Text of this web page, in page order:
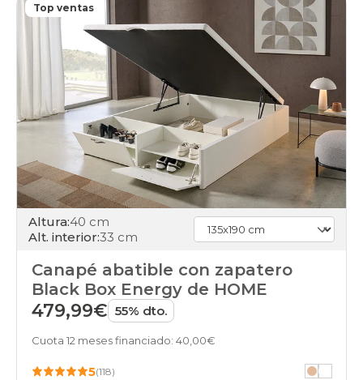
black-
days
canapes-
abatibles
180x180cm-
doble
apertura-
frontal
black-
days
canapes-
abatibles
90x180cm-
unfrente
apertura-
black-
days
canapes-
apertura-
Top ventas
Altura:40 cm
Alt. interior:33 cm
Canapé abatible con zapatero
Black Box Energy de HOME
479,99€ 55% dto.
Cuota 12 meses financiado: 40,00€
5(118)